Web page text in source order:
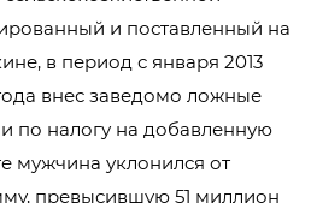
и поставленный на
в период с января 2013
внес заведомо ложные
по налогу на добавленную
мужчина уклонился от
превысившую 51 миллион